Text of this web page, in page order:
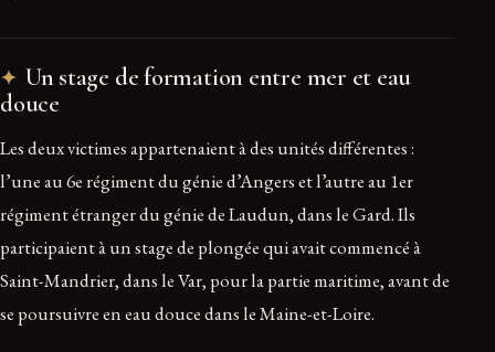
Un stage de formation entre mer et eau
douce
Les deux victimes appartenaient à des unités différentes :
l’une au 6e régiment du génie d’Angers et l’autre au 1er
régiment étranger du génie de Laudun, dans le Gard. Ils
participaient à un stage de plongée qui avait commencé à
Saint-Mandrier, dans le Var, pour la partie maritime, avant de
se poursuivre en eau douce dans le Maine-et-Loire.